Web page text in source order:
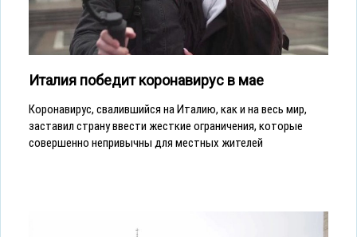
Италия победит коронавирус в мае
Коронавирус, свалившийся на Италию, как и на весь мир,
заставил страну ввести жесткие ограничения, которые
совершенно непривычны для местных жителей